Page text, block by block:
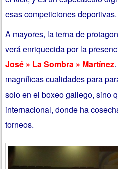
esas competiciones deportivas.
A mayores, la terna de
verá enriquecida por la
José » La Sombra » Martínez
magníficas cualidades para
solo en el boxeo gallego, sino
internacional, donde ha
torneos.